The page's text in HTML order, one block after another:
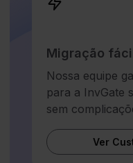
Migração
Nossa equipe
para a InvGate
sem
Ver